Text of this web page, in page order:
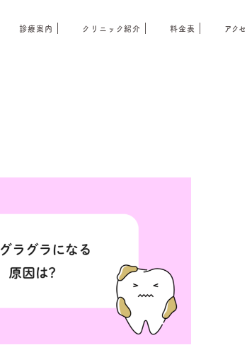
診療案内 クリニック紹介 料金表 アクセ